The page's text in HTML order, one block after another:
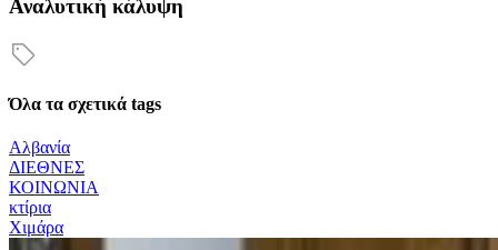
Αναλυτική κάλυψη
Όλα τα σχετικά tags
Αλβανία
ΔΙΕΘΝΕΣ
ΚΟΙΝΩΝΙΑ
κτίρια
Χιμάρα